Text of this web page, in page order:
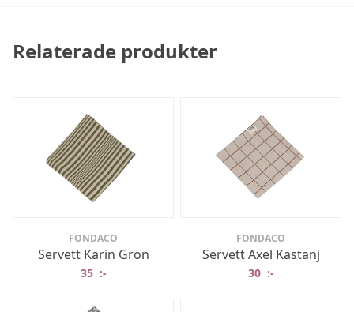
Relaterade produkter
FONDACO
Servett Karin Grön
35 :-
FONDACO
Servett Axel Kastanj
30 :-